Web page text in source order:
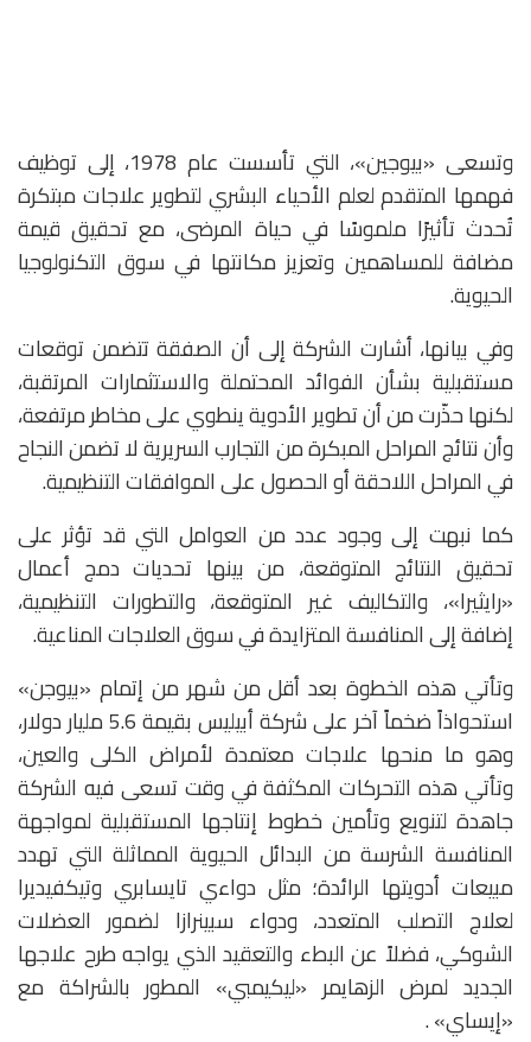
وتسعى «بيوجين»، التي تأسست عام 1978، إلى توظيف
فهمها المتقدم لعلم الأحياء البشري لتطوير علاجات مبتكرة
تُحدث تأثيرًا ملموسًا في حياة المرضى، مع تحقيق قيمة
مضافة للمساهمين وتعزيز مكانتها في سوق التكنولوجيا
الحيوية.
وفي بيانها، أشارت الشركة إلى أن الصفقة تتضمن توقعات
مستقبلية بشأن الفوائد المحتملة والاستثمارات المرتقبة،
لكنها حذّرت من أن تطوير الأدوية ينطوي على مخاطر مرتفعة،
وأن نتائج المراحل المبكرة من التجارب السريرية لا تضمن النجاح
في المراحل اللاحقة أو الحصول على الموافقات التنظيمية.
كما نبهت إلى وجود عدد من العوامل التي قد تؤثر على
تحقيق النتائج المتوقعة، من بينها تحديات دمج أعمال
«رايثيرا»، والتكاليف غير المتوقعة، والتطورات التنظيمية،
إضافة إلى المنافسة المتزايدة في سوق العلاجات المناعية.
وتأتي هذه الخطوة بعد أقل من شهر من إتمام «بيوجن»
استحواذاً ضخماً آخر على شركة أبيليس بقيمة 5.6 مليار دولار،
وهو ما منحها علاجات معتمدة لأمراض الكلى والعين،
وتأتي هذه التحركات المكثفة في وقت تسعى فيه الشركة
جاهدة لتنويع وتأمين خطوط إنتاجها المستقبلية لمواجهة
المنافسة الشرسة من البدائل الحيوية المماثلة التي تهدد
مبيعات أدويتها الرائدة؛ مثل دواءي تايسابري وتيكفيديرا
لعلاج التصلب المتعدد، ودواء سبينرازا لضمور العضلات
الشوكي، فضلاً عن البطء والتعقيد الذي يواجه طرح علاجها
الجديد لمرض الزهايمر «ليكيمبي» المطور بالشراكة مع
«إيساي» .